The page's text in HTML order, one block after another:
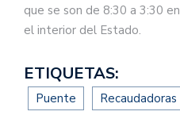
que se son de 8:30 a 3:30
el interior del Estado.
ETIQUETAS:
Puente Recaudadoras